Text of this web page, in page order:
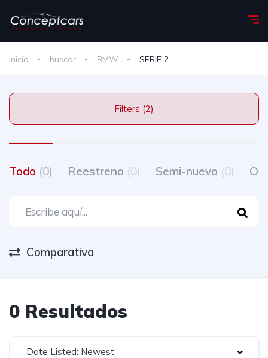
Inicio buscar BMW SERIE 2
Filters (2)
Todo (0) Reestreno (0) Semi-nuevo (0)
Comparativa
0 Resultados
Date Listed: Newest